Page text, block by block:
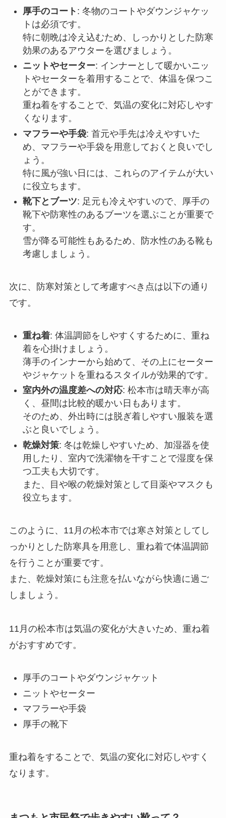
厚手のコート : 冬物のコートやダウンジャケッ
トは必須です。
特に朝晩は冷え込むため、しっかりとした防寒
効果のあるアウターを選びましょう。
ニットやセーター: インナーとして暖かいニッ
トやセーターを着用することで、体温を保つこ
とができます。
重ね着をすることで、気温の変化に対応しやす
くなります。
マフラーや手袋: 首元や手先は冷えやすいた
め、マフラーや手袋を用意しておくと良いでし
ょう。
特に風が強い日には、これらのアイテムが大い
に役立ちます。
靴下とブーツ: 足元も冷えやすいので、厚手の
靴下や防寒性のあるブーツを選ぶことが重要で
す。
雪が降る可能性もあるため、防水性のある靴も
考慮しましょう。
次に、防寒対策として考慮すべき点は以下の通り
です。
重ね着: 体温調節をしやすくするために、重ね
着を心掛けましょう。
薄手のインナーから始めて、その上にセーター
やジャケットを重ねるスタイルが効果的です。
室内外の温度差への対応: 松本市は晴天率が高
く、昼間は比較的暖かい日もあります。
そのため、外出時には脱ぎ着しやすい服装を選
ぶと良いでしょう。
乾燥対策: 冬は乾燥しやすいため、加湿器を使
用したり、室内で洗濯物を干すことで湿度を保
つ工夫も大切です。
また、目や喉の乾燥対策として目薬やマスクも
役立ちます。
このように、11月の松本市では寒さ対策としてし
っかりとした防寒具を用意し、重ね着で体温調節
を行うことが重要です。
また、乾燥対策にも注意を払いながら快適に過ご
しましょう。
11月の松本市は気温の変化が大きいため、重ね着
がおすすめです。
厚手のコートやダウンジャケット
ニットやセーター
マフラーや手袋
厚手の靴下
重ね着をすることで、気温の変化に対応しやすく
なります。